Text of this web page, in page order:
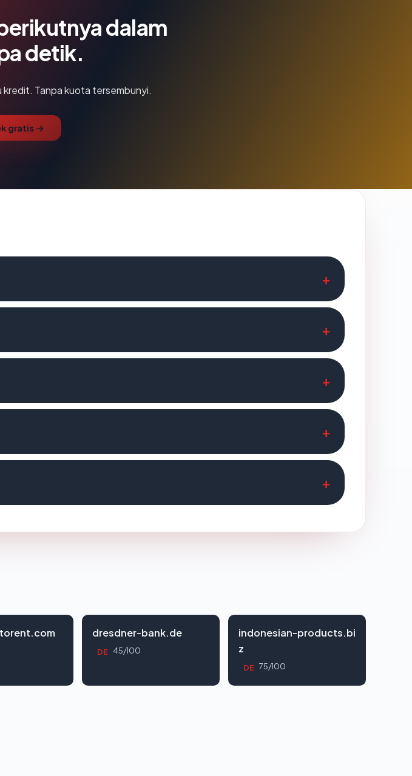
dalam
detik.
Tanpa kuota tersembunyi.
gratis →
dresdner-bank.de
DE 45/100
indonesian-products.bi
z
DE 75/100